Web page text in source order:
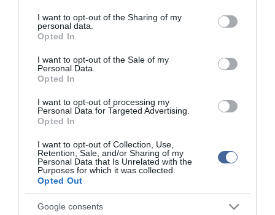
not limited to your visit or usage behaviour. You may click to
grant or deny consent to Google and its third-party tags to
use your data for below specified purposes in below Google
consent section.
I want to opt-out of the Sharing of my
personal data.
Opted In
I want to opt-out of the Sale of my
Personal Data.
Opted In
I want to opt-out of processing my
Personal Data for Targeted Advertising.
Opted In
I want to opt-out of Collection, Use,
Retention, Sale, and/or Sharing of my
Personal Data that Is Unrelated with the
Purposes for which it was collected.
Opted Out
Google consents
kommenteket nem tudja befolyásolni - azok az olvasók személyes véleményét
tartalmazzák.
ma.hu legfrissebb hírei:
megható pillanatot rögzített a kamera